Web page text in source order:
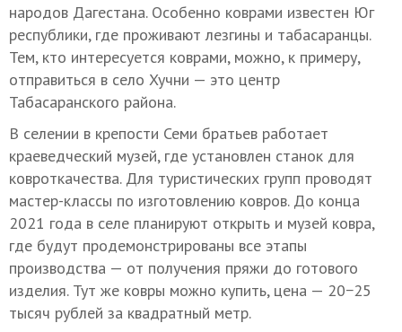
народов Дагестана. Особенно коврами известен Юг
республики, где проживают лезгины и табасаранцы.
Тем, кто интересуется коврами, можно, к примеру,
отправиться в село Хучни — это центр
Табасаранского района.
В селении в крепости Семи братьев работает
краеведческий музей, где установлен станок для
ковроткачества. Для туристических групп проводят
мастер-классы по изготовлению ковров. До конца
2021 года в селе планируют открыть и музей ковра,
где будут продемонстрированы все этапы
производства — от получения пряжи до готового
изделия. Тут же ковры можно купить, цена — 20−25
тысяч рублей за квадратный метр.